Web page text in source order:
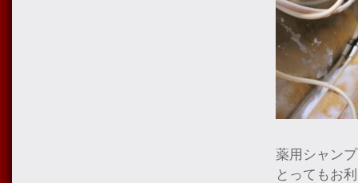
薬用シャン
とってもお